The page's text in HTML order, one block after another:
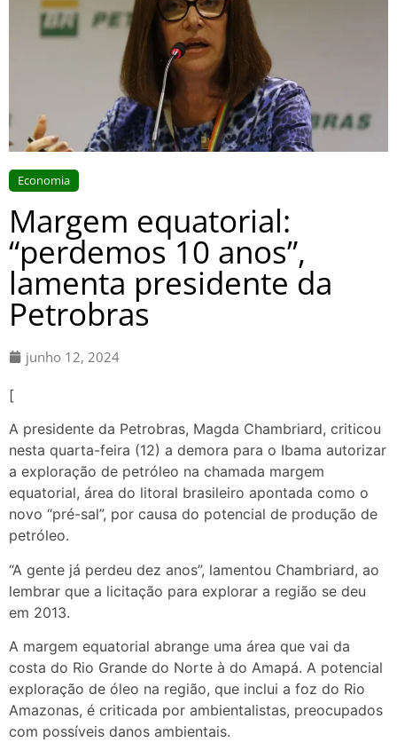
Economia
Margem equatorial:
“perdemos 10 anos”,
lamenta presidente da
Petrobras
junho 12, 2024
[
A presidente da Petrobras, Magda Chambriard, criticou
nesta quarta-feira (12) a demora para o Ibama autorizar
a exploração de petróleo na chamada margem
equatorial, área do litoral brasileiro apontada como o
novo “pré-sal”, por causa do potencial de produção de
petróleo.
“A gente já perdeu dez anos”, lamentou Chambriard, ao
lembrar que a licitação para explorar a região se deu
em 2013.
A margem equatorial abrange uma área que vai da
costa do Rio Grande do Norte à do Amapá. A potencial
exploração de óleo na região, que inclui a foz do Rio
Amazonas, é criticada por ambientalistas, preocupados
com possíveis danos ambientais.